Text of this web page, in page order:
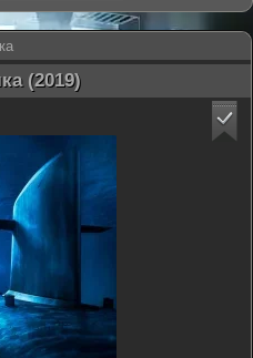
(2019)